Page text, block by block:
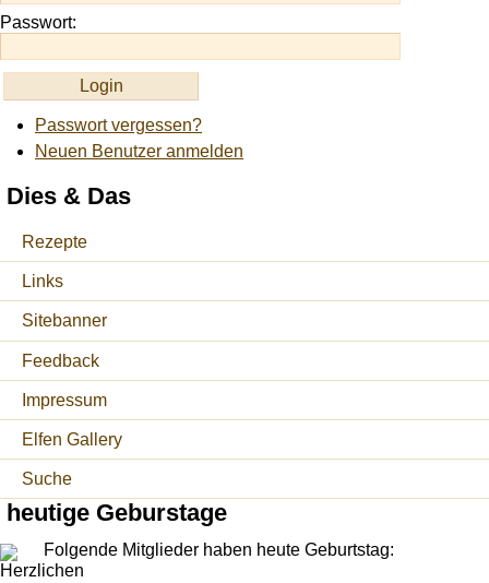
Passwort:
Passwort vergessen?
Neuen Benutzer anmelden
Dies & Das
Rezepte
Links
Sitebanner
Feedback
Impressum
Elfen Gallery
Suche
heutige Geburstage
Folgende Mitglieder haben heute Geburtstag: